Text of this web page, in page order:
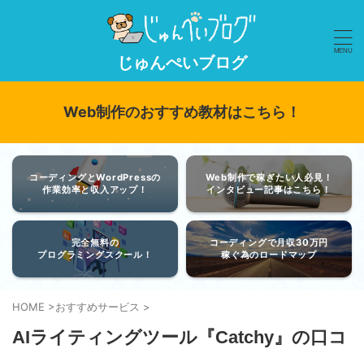
じゅんぺいブログ
Web制作のおすすめ教材はこちら！
コーディングとWordPressの
作業効率と収入アップ！
Web制作で稼ぎたい人必見！
インタビュー記事はこちら！
完全無料の
プログラミングスクール！
コーディングで月収30万円
稼ぐ為のロードマップ
HOME >おすすめサービス >
AIライティングツール『Catchy』の口コ